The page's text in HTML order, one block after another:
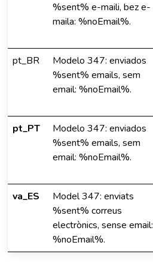
%sent% e-maili, bez e-
maila: %noEmail%.
pt_BR
Modelo 347: enviados
%sent% emails, sem
email: %noEmail%.
pt_PT
Modelo 347: enviados
%sent% emails, sem
email: %noEmail%.
va_ES
Model 347: enviats
%sent% correus
electrònics, sense email:
%noEmail%.